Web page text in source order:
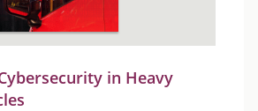
in Heavy